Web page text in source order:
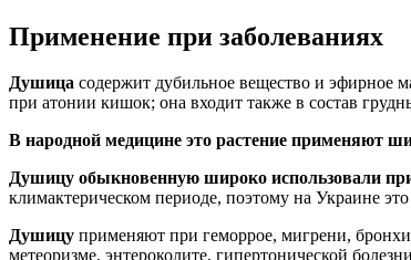
Применение при заболеваниях
Душица содержит дубильное вещество и эфирное
при атонии кишок; она входит также в состав
В народной медицине это растение применяют
Душицу обыкновенную широко использовали
климактерическом периоде, поэтому на Украине
Душицу применяют при геморрое, мигрени,
метеоризме, энтероколите, гипертонической